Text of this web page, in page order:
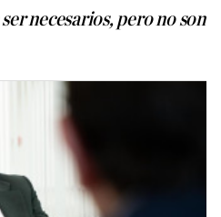
necesarios, pero no son